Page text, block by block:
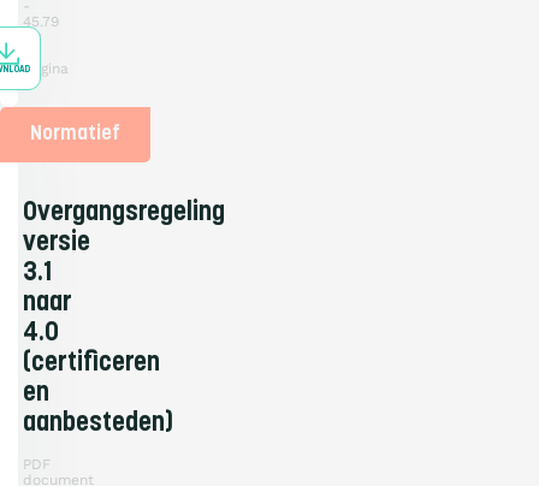
45.79
KB
pagina
Normatief
Overgangsregeling
versie
3.1
naar
4.0
(certificeren
en
aanbesteden)
PDF
document